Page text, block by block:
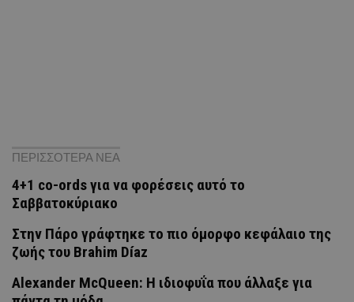
ΠΕΡΙΣΣΟΤΕΡΑ ΝΕΑ
4+1 co-ords για να φορέσεις αυτό το
Σαββατοκύριακο
Στην Πάρο γράφτηκε το πιο όμορφο κεφάλαιο της
ζωής του Brahim Díaz
Alexander McQueen: Η ιδιοφυΐα που άλλαξε για